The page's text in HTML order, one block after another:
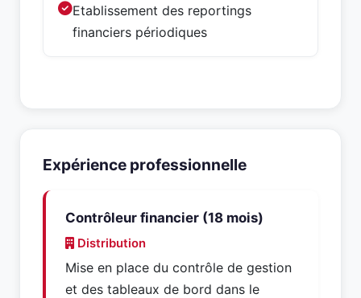
Etablissement des reportings
financiers périodiques
Expérience professionnelle
Contrôleur financier (18 mois)
Distribution
Mise en place du contrôle de gestion
et des tableaux de bord dans le